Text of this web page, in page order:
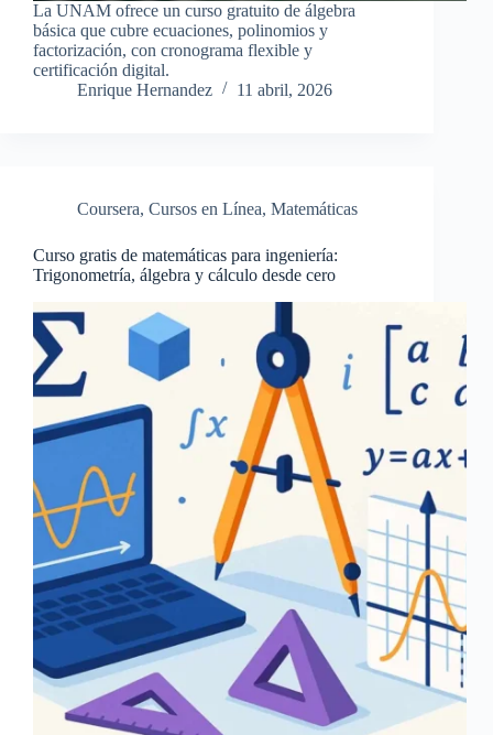
La UNAM ofrece un curso gratuito de álgebra
básica que cubre ecuaciones, polinomios y
factorización, con cronograma flexible y
certificación digital.
Enrique Hernandez
11 abril, 2026
Coursera, Cursos en Línea, Matemáticas
Curso gratis de matemáticas para ingeniería:
Trigonometría, álgebra y cálculo desde cero